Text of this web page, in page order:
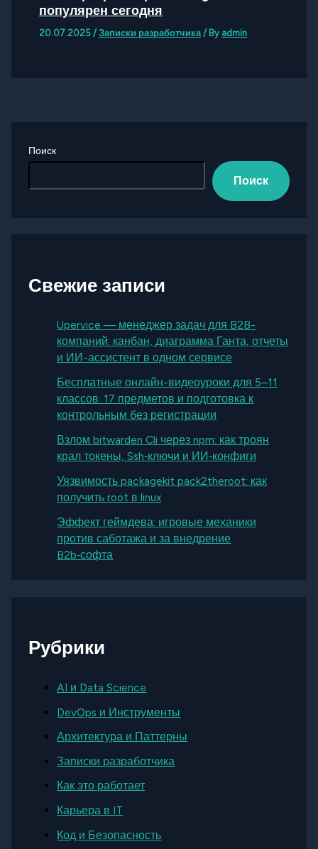
популярен сегодня
20.07.2025 /Записки разработчика / By admin
Поиск
Поиск
Свежие записи
Upervice — менеджер задач для B2B-
компаний: канбан, диаграмма Ганта, отчеты
и ИИ-ассистент в одном сервисе
Бесплатные онлайн-видеоуроки для 5–11
классов: 17 предметов и подготовка к
контрольным без регистрации
Взлом bitwarden Cli через npm: как троян
крал токены, Ssh‑ключи и ИИ‑конфиги
Уязвимость packagekit pack2theroot: как
получить root в linux
Эффект геймдева: игровые механики
против саботажа и за внедрение
B2b‑софта
Рубрики
AI и Data Science
DevOps и Инструменты
Архитектура и Паттерны
Записки разработчика
Как это работает
Карьера в IT
Код и Безопасность